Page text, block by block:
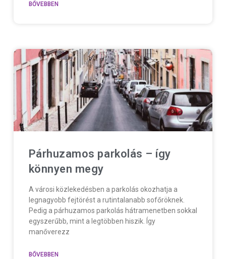
BŐVEBBEN
Párhuzamos parkolás – így
könnyen megy
A városi közlekedésben a parkolás okozhatja a
legnagyobb fejtörést a rutintalanabb sofőröknek.
Pedig a párhuzamos parkolás hátramenetben sokkal
egyszerűbb, mint a legtöbben hiszik. Így
manőverezz
BŐVEBBEN